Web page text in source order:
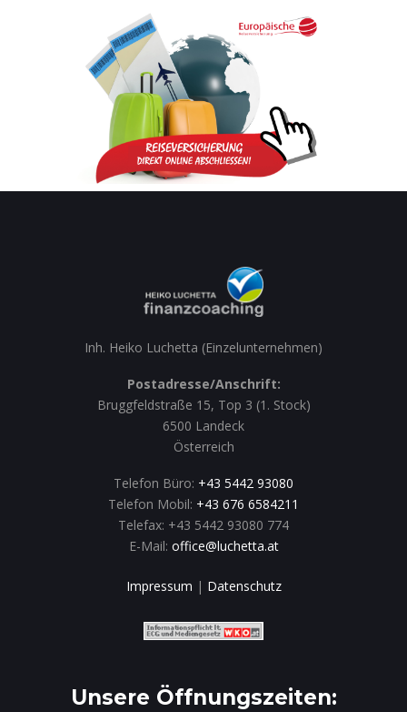
Inh. Heiko Luchetta (Einzelunternehmen)
Postadresse/Anschrift:
Bruggfeldstraße 15, Top 3 (1. Stock)
6500 Landeck
Österreich
Telefon Büro: +43 5442 93080
Telefon Mobil: +43 676 6584211
Telefax: +43 5442 93080 774
E-Mail: office@luchetta.at
Impressum | Datenschutz
Unsere Öffnungszeiten: